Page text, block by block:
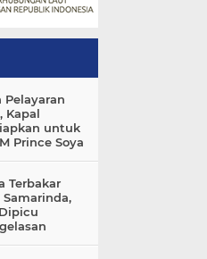
Pelayaran
Kapal
untuk
Prince Soya
Terbakar
Samarinda,